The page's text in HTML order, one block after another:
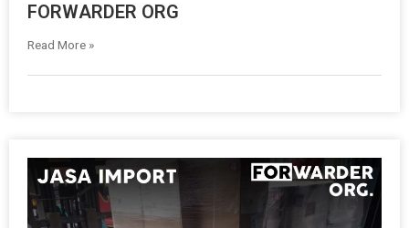
FORWARDER ORG
Read More »